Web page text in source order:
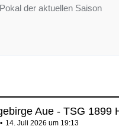
der aktuellen Saison
Aue - TSG 1899
14. Juli 2026 um 19:13